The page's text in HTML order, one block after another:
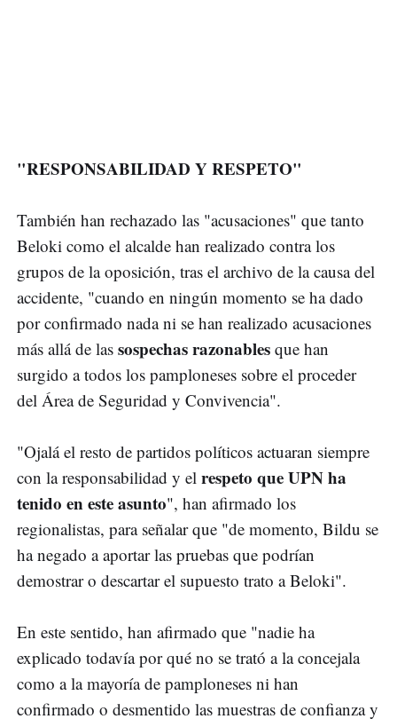
"RESPONSABILIDAD Y RESPETO"
También han rechazado las "acusaciones" que tanto
Beloki como el alcalde han realizado contra los
grupos de la oposición, tras el archivo de la causa del
accidente, "cuando en ningún momento se ha dado
por confirmado nada ni se han realizado acusaciones
más allá de las sospechas razonables que han
surgido a todos los pamploneses sobre el proceder
del Área de Seguridad y Convivencia".
"Ojalá el resto de partidos políticos actuaran siempre
con la responsabilidad y el respeto que UPN ha
tenido en este asunto", han afirmado los
regionalistas, para señalar que "de momento, Bildu se
ha negado a aportar las pruebas que podrían
demostrar o descartar el supuesto trato a Beloki".
En este sentido, han afirmado que "nadie ha
explicado todavía por qué no se trató a la concejala
como a la mayoría de pamploneses ni han
confirmado o desmentido las muestras de confianza y